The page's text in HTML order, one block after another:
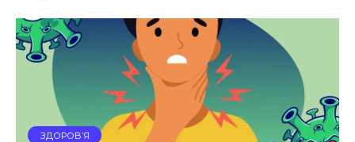
ЗДОРОВ’Я